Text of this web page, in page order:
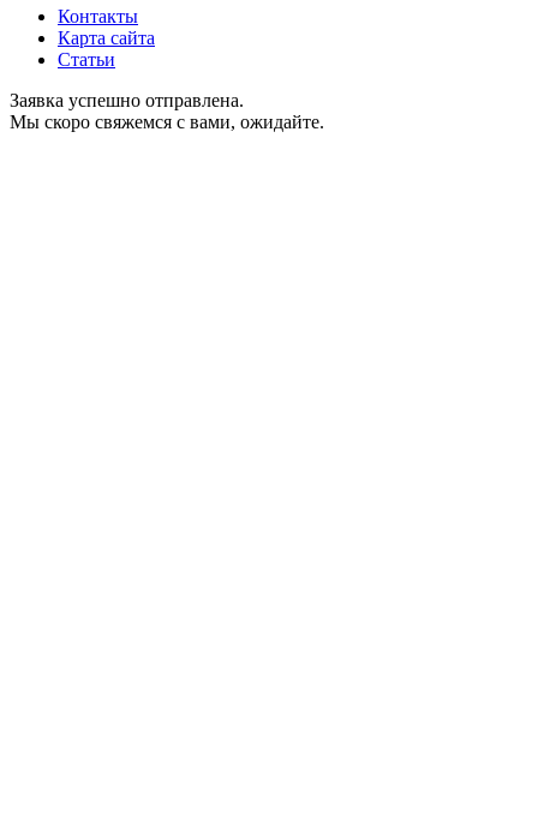
Контакты
Карта сайта
Статьи
Заявка успешно отправлена.
Мы скоро свяжемся с вами, ожидайте.